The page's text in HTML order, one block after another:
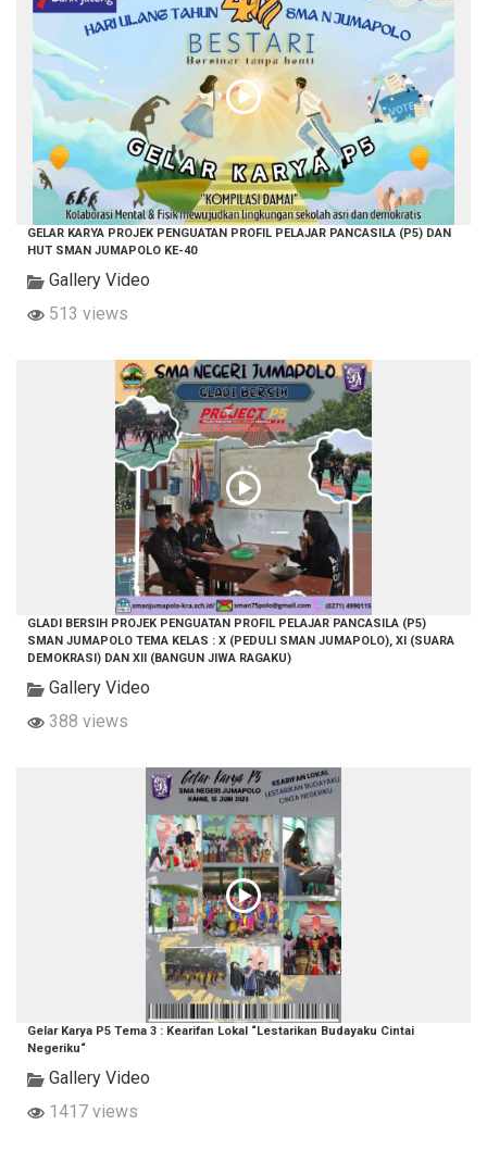
GELAR KARYA PROJEK PENGUATAN PROFIL PELAJAR PANCASILA (P5) DAN
HUT SMAN JUMAPOLO KE-40
Gallery Video
513 views
GLADI BERSIH PROJEK PENGUATAN PROFIL PELAJAR PANCASILA (P5)
SMAN JUMAPOLO TEMA KELAS : X (PEDULI SMAN JUMAPOLO), XI (SUARA
DEMOKRASI) DAN XII (BANGUN JIWA RAGAKU)
Gallery Video
388 views
Gelar Karya P5 Tema 3 : Kearifan Lokal “Lestarikan Budayaku Cintai
Negeriku“
Gallery Video
1417 views